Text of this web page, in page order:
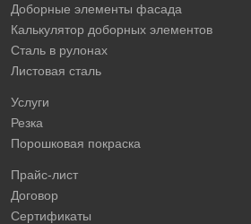
Доборные элементы фасада
Калькулятор доборных элементов
Сталь в рулонах
Листовая сталь
Услуги
Резка
Порошковая покраска
Прайс-лист
Договор
Сертификаты